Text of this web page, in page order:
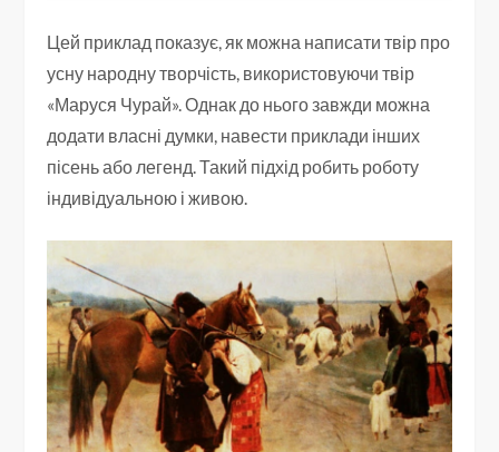
Цей приклад показує, як можна написати твір про
усну народну творчість, використовуючи твір
«Маруся Чурай». Однак до нього завжди можна
додати власні думки, навести приклади інших
пісень або легенд. Такий підхід робить роботу
індивідуальною і живою.